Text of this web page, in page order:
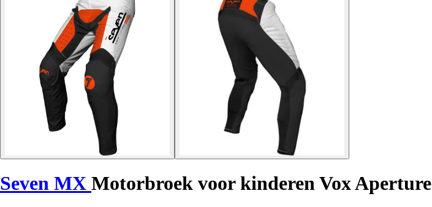
Seven MX Motorbroek voor kinderen Vox Aperture